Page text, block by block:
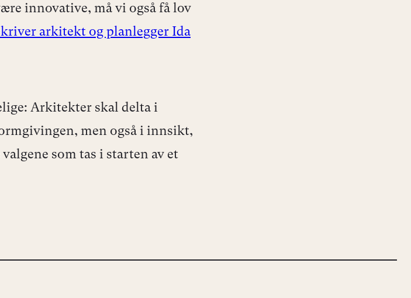
innovative, må vi også få lov
arkitekt og planlegger Ida
Arkitekter skal delta i
men også i innsikt,
som tas i starten av et